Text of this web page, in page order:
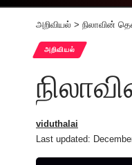
அறிவியல் > நிலாவின்
அறிவியல்
Last updated:
viduthalai